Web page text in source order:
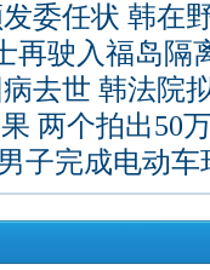
委任状 韩在
再驶入福岛隔
去世 韩法院
两个拍出50
子完成电动车